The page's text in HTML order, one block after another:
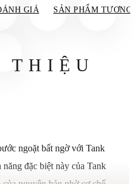
GIÁ SẢN PHẨM TƯƠNG
THIỆU
ngoặt bất ngờ với Tank
đặc biệt này của Tank